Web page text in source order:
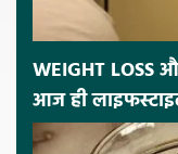
WEIGHT LOSS
आज ही